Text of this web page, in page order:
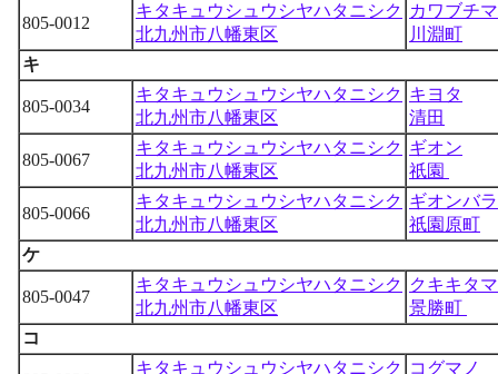
805-0012
キタキュウシュウシヤハタニシク
北九州市八幡東区
カワブチ
川淵町
キ
805-0034
キタキュウシュウシヤハタニシク
北九州市八幡東区
キヨタ
清田
805-0067
キタキュウシュウシヤハタニシク
北九州市八幡東区
ギオン
祇園
805-0066
キタキュウシュウシヤハタニシク
北九州市八幡東区
ギオンバ
祇園原町
ケ
805-0047
キタキュウシュウシヤハタニシク
北九州市八幡東区
クキキタ
景勝町
コ
キタキュウシュウシヤハタニシク コグマノ